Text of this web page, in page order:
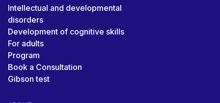
Intellectual and developmental
disorders
Development of cognitive skills
For adults
Program
Book a Consultation
Gibson test